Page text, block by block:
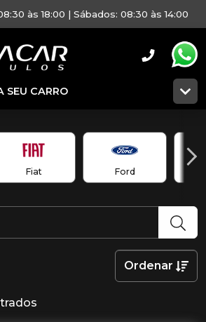
às 18:00 | Sábados: 08:30 às 14:00
SEU CARRO
Fiat Ford
Ordenar